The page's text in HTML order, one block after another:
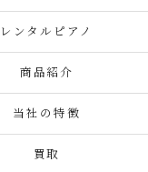
レンタルピアノ
商品紹介
当社の特徴
買取